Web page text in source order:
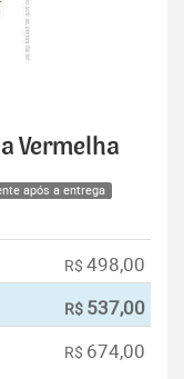
Vermelha
após a entrega
R$ 498,00
R$ 537,00
R$ 674,00